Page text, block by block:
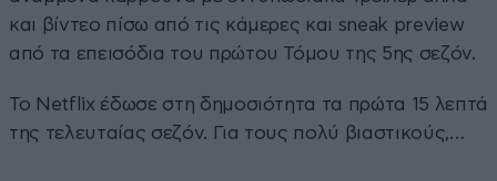
και βίντεο πίσω από τις κάμερες και sneak preview
από τα επεισόδια του πρώτου Τόμου της 5ης σεζόν.
Το Netflix έδωσε στη δημοσιότητα τα πρώτα 15 λεπτά
της τελευταίας σεζόν. Για τους πολύ βιαστικούς,…